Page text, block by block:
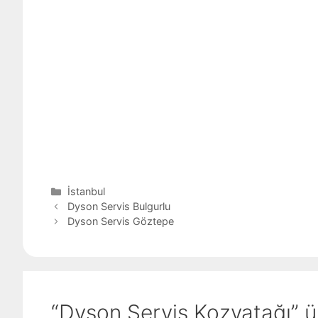
Kategoriler
İstanbul
Dyson Servis Bulgurlu
Dyson Servis Göztepe
“Dyson Servis Kozyatağı”